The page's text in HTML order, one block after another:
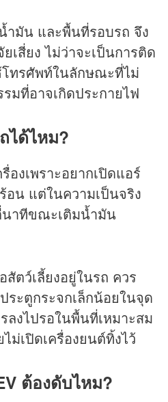
ำมัน และพื้นที่รอบรถ จึง
เสี่ยง ไม่ว่าจะเป็นการติด
ทรศัพท์ในลักษณะที่ไม่
มที่อาจเกิดประกายไฟ
ได้ไหม?
งเพราะอยากเปิดแอร์
อน แต่ในความเป็นจริง
นาทีขณะเติมน้ำมัน
ตว์เลี้ยงอยู่ในรถ ควร
ระตูกระจกเล็กน้อยในจุด
งไปรอในพื้นที่เหมาะสม
ม่เปิดเครื่องยนต์ทิ้งไว้
ต้องดับไหม?